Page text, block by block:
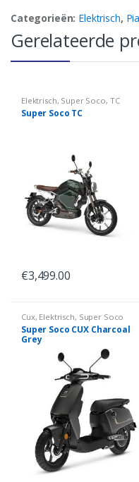
Categorieën: Elektrisch,
Gerelateerde
Elektrisch, Super Soco, TC
Super Soco TC
€3,499.00
Cux, Elektrisch, Super Soco
Super Soco CUX Charcoal
Grey